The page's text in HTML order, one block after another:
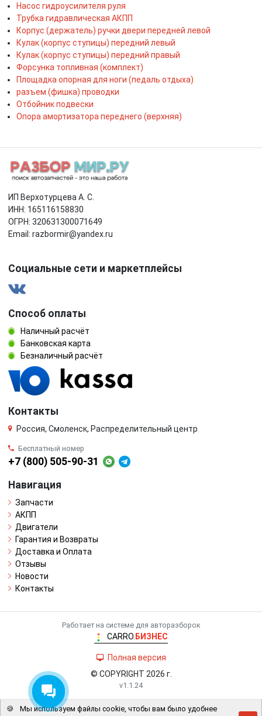
Насос гидроусилителя руля
Трубка гидравлическая АКПП
Корпус (держатель) ручки двери передней левой
Кулак (корпус ступицы) передний левый
Кулак (корпус ступицы) передний правый
Форсунка топливная (комплект)
Площадка опорная для ноги (педаль отдыха)
разъем (фишка) проводки
Отбойник подвески
Опора амортизатора переднего (верхняя)
ИП Верхотурцева А. С.
ИНН: 165116158830
ОГРН: 320631300071649
Email: razbormir@yandex.ru
Социальные сети и маркетплейсы
Способ оплаты
Наличный расчёт
Банковская карта
Безналичный расчёт
Контакты
Россия, Смоленск, Распределительный центр
Бесплатный номер
+7 (800) 505-90-31
Навигация
Запчасти
АКПП
Двигатели
Гарантия и Возвраты
Доставка и Оплата
Отзывы
Новости
Контакты
Работает на системе для авторазборок
CARRO. БИЗНЕС
Полная версия
© COPYRIGHT 2026 г.
v1.1.24
🍪
Мы используем файлы cookie, чтобы вам было удобнее